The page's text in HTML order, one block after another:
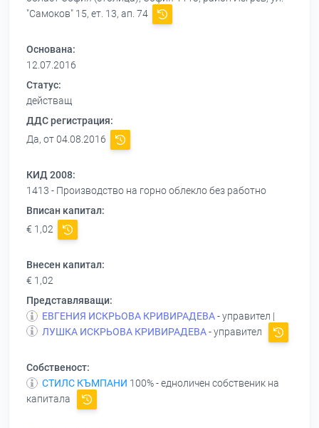
"Самоков" 15, ет. 13, ап. 74
Основана:
12.07.2016
Статус:
действащ
ДДС регистрация:
Да, от 04.08.2016
КИД 2008:
1413 - Производство на горно облекло без работно
Вписан капитал:
€ 1,02
Внесен капитал:
€ 1,02
Представляващи:
ЕВГЕНИЯ ИСКРЬОВА КРИВИРАДЕВА- управител |
ЛУШКА ИСКРЬОВА КРИВИРАДЕВА- управител
Собственост:
СТИЛС КЪМПАНИ 100% - едноличен собственик на
капитала